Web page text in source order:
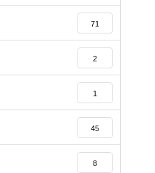
71
2
1
45
8